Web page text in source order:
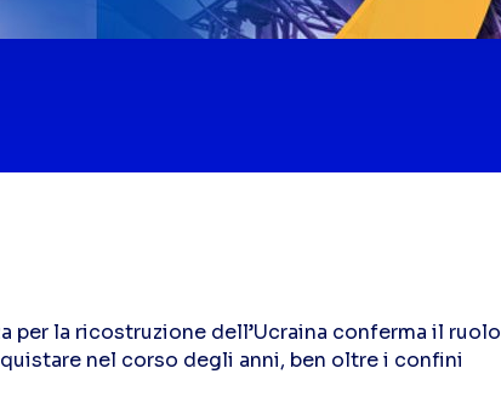
per la ricostruzione dell’Ucraina conferma il ruolo
nel corso degli anni, ben oltre i confini